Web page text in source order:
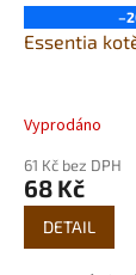
Essentia
Vyprodáno
61 Kč bez DPH
68 Kč
DETAIL